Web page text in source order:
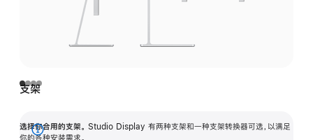
支架
选择你合用的支架。 Studio Display 有两种支架和一种支架转换器可选，以满足
你的各种安装需求。